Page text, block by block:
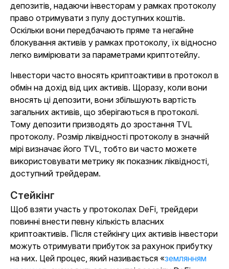
депозитів, надаючи інвесторам у рамках протоколу
право отримувати з пулу доступних коштів.
Оскільки вони передбачають пряме та негайне
блокування активів у рамках протоколу, їх відносно
легко вимірювати за параметрами криптотейлу.
Інвестори часто вносять криптоактиви в протокол в
обмін на дохід від цих активів. Щоразу, коли вони
вносять ці депозити, вони збільшують вартість
загальних активів, що зберігаються в протоколі.
Тому депозити призводять до зростання TVL
протоколу. Розмір ліквідності протоколу в значній
мірі визначає його TVL, тобто ви часто можете
використовувати метрику як показник ліквідності,
доступний трейдерам.
Стейкінг
Щоб взяти участь у протоколах DeFi, трейдери
повинні внести певну кількість власних
криптоактивів. Після стейкінгу цих активів інвестори
можуть отримувати прибуток за рахунок прибутку
на них. Цей процес, який називається «землянням